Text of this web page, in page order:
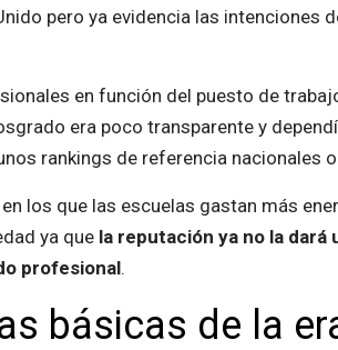
pero ya evidencia las
en función del puesto de
era poco transparente y
rankings de referencia nacionales
los que las escuelas gastan más
ya que la reputación ya no la
profesional.
básicas de la